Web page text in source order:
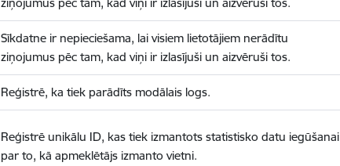
Sīkdatne ir nepieciešama, lai visiem lietotājiem nerādītu
ziņojumus pēc tam, kad viņi ir izlasījuši un aizvēruši tos.
Reģistrē, ka tiek parādīts modālais logs.
Reģistrē unikālu ID, kas tiek izmantots statistisko datu iegūšanai
par to, kā apmeklētājs izmanto vietni.